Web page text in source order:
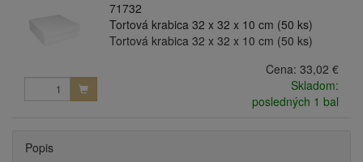
71732
Tortová krabica 32 x 32 x 10 cm (50 ks)
Tortová krabica 32 x 32 x 10 cm (50 ks)
Cena: 33,02 €
Skladom:
posledných 1 bal
Popis